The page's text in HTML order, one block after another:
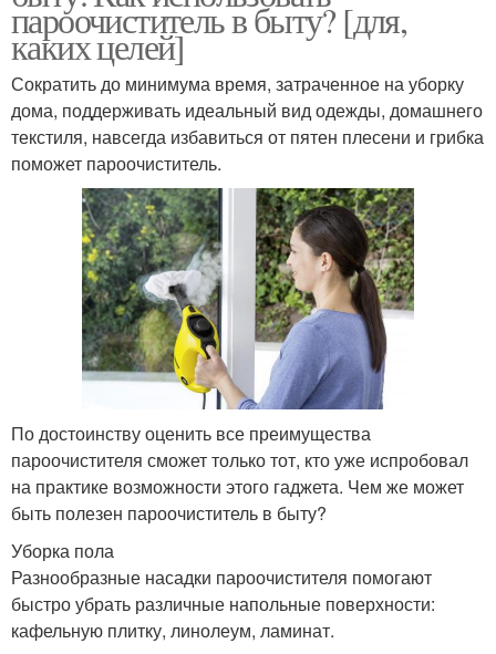
пароочиститель в быту? [для,
каких целей]
Сократить до минимума время, затраченное на уборку
дома, поддерживать идеальный вид одежды, домашнего
текстиля, навсегда избавиться от пятен плесени и грибка
поможет пароочиститель.
По достоинству оценить все преимущества
пароочистителя сможет только тот, кто уже испробовал
на практике возможности этого гаджета. Чем же может
быть полезен пароочиститель в быту?
Уборка пола
Разнообразные насадки пароочистителя помогают
быстро убрать различные напольные поверхности:
кафельную плитку, линолеум, ламинат.